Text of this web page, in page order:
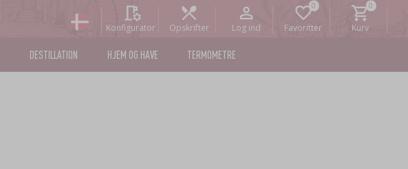
Konfigurator Opskrifter Log ind Favoritter Kurv
DESTILLATION HJEM OG HAVE TERMOMETRE